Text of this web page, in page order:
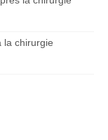
la chirurgie